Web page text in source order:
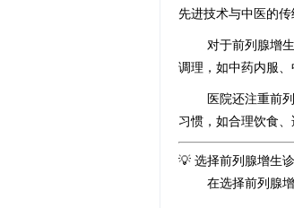
先进技术与中医的
对于前列腺增
调理，如中药内服
医院还注重前
习惯，如合理饮食
💡 选择前列腺增生
在选择前列腺